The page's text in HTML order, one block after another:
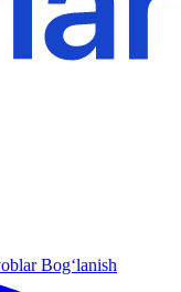
Bog‘lanish